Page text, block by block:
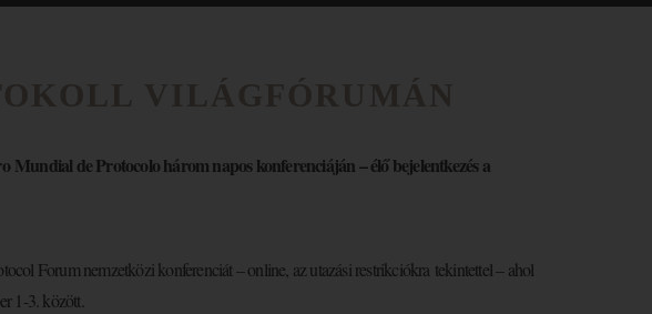
Mundial de Protocolo három napos konferenciáján – élő bejelentkezés a
Forum nemzetközi konferenciát – online, az utazási restrikciókra tekintettel – ahol
1-3. között.